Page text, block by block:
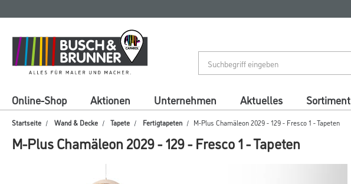
springen
springen
Online-Shop Aktionen Unternehmen Aktuelles Sortiment
Startseite Wand & Decke Tapete Fertigtapeten M-Plus Chamäleon 2029 - 129 - Fresco 1 - Tapeten
M-Plus Chamäleon 2029 - 129 - Fresco 1 - Tapeten